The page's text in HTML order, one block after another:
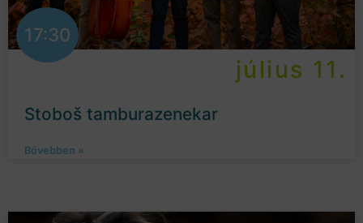
17:30
július 11.
Stoboš tamburazenekar
Bővebben »